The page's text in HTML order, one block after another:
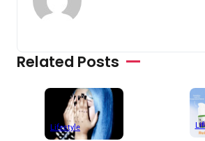
Related Posts
Lifestyle